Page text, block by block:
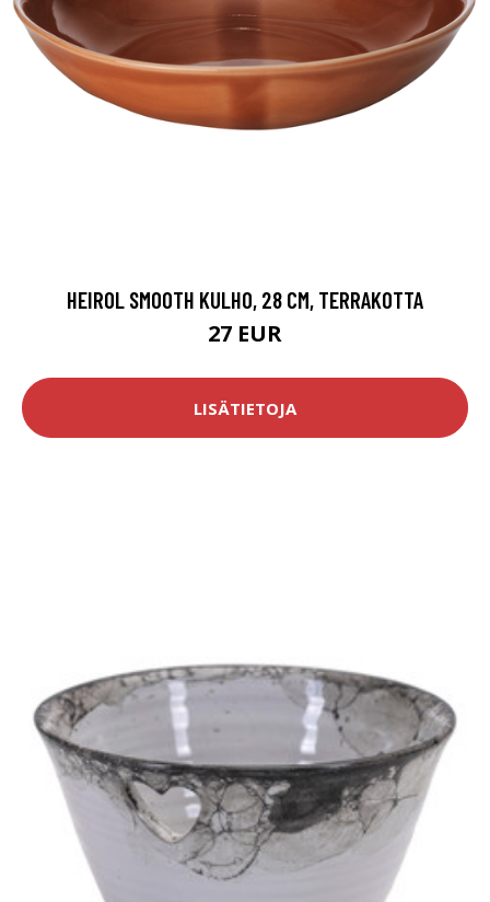
HEIROL SMOOTH KULHO, 28 CM, TERRAKOTTA
27 EUR
LISÄTIETOJA